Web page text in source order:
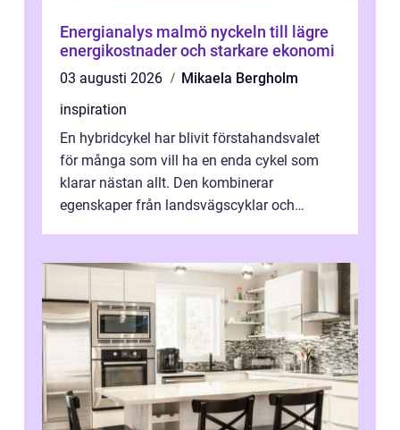
Energianalys malmö nyckeln till lägre
energikostnader och starkare ekonomi
03 augusti 2026
Mikaela Bergholm
inspiration
En hybridcykel har blivit förstahandsvalet
för många som vill ha en enda cykel som
klarar nästan allt. Den kombinerar
egenskaper från landsvägscyklar och